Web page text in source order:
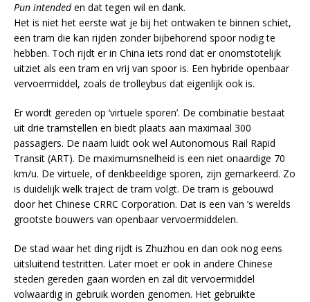
Pun intendeden dat tegen wil en dank.
Het is niet het eerste wat je bij het ontwaken te binnen schiet,
een tram die kan rijden zonder bijbehorend spoor nodig te
hebben. Toch rijdt er in China iets rond dat er onomstotelijk
uitziet als een tram en vrij van spoor is. Een hybride openbaar
vervoermiddel, zoals de trolleybus dat eigenlijk ook is.
Er wordt gereden op ‘virtuele sporen’. De combinatie bestaat
uit drie tramstellen en biedt plaats aan maximaal 300
passagiers. De naam luidt ook wel Autonomous Rail Rapid
Transit (ART). De maximumsnelheid is een niet onaardige 70
km/u. De virtuele, of denkbeeldige sporen, zijn gemarkeerd. Zo
is duidelijk welk traject de tram volgt. De tram is gebouwd
door het Chinese CRRC Corporation. Dat is een van ’s werelds
grootste bouwers van openbaar vervoermiddelen.
De stad waar het ding rijdt is Zhuzhou en dan ook nog eens
uitsluitend testritten. Later moet er ook in andere Chinese
steden gereden gaan worden en zal dit vervoermiddel
volwaardig in gebruik worden genomen. Het gebruikte